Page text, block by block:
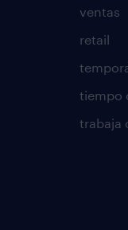
ventas
retail
tiempo
trabaja